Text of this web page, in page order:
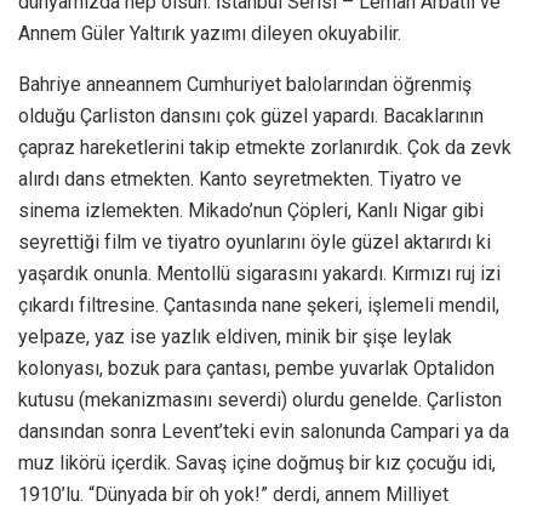
Annem Güler Yaltırık yazımı dileyen okuyabilir.
Bahriye anneannem Cumhuriyet balolarından öğrenmiş
olduğu Çarliston dansını çok güzel yapardı. Bacaklarının
çapraz hareketlerini takip etmekte zorlanırdık. Çok da zevk
alırdı dans etmekten. Kanto seyretmekten. Tiyatro ve
sinema izlemekten. Mikado’nun Çöpleri, Kanlı Nigar gibi
seyrettiği film ve tiyatro oyunlarını öyle güzel aktarırdı ki
yaşardık onunla. Mentollü sigarasını yakardı. Kırmızı ruj izi
çıkardı filtresine. Çantasında nane şekeri, işlemeli mendil,
yelpaze, yaz ise yazlık eldiven, minik bir şişe leylak
kolonyası, bozuk para çantası, pembe yuvarlak Optalidon
kutusu (mekanizmasını severdi) olurdu genelde. Çarliston
dansından sonra Levent’teki evin salonunda Campari ya da
muz likörü içerdik. Savaş içine doğmuş bir kız çocuğu idi,
1910’lu. “Dünyada bir oh yok!” derdi, annem Milliyet